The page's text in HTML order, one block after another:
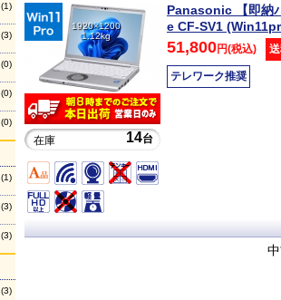
(1)
(3)
(0)
(0)
(0)
(1)
(3)
(3)
(3)
1920×1200
1.12kg
在庫 14台
Panasonic 【即納
e CF-SV1
51,800円(税込)
テレワーク推奨